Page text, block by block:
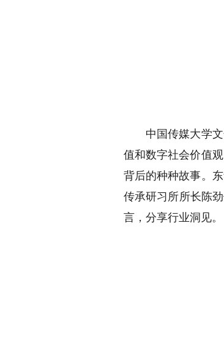
中国传媒大学文
值和数字社会价值
背后的种种故事。
传承研习所所长陈
言，分享行业洞见。